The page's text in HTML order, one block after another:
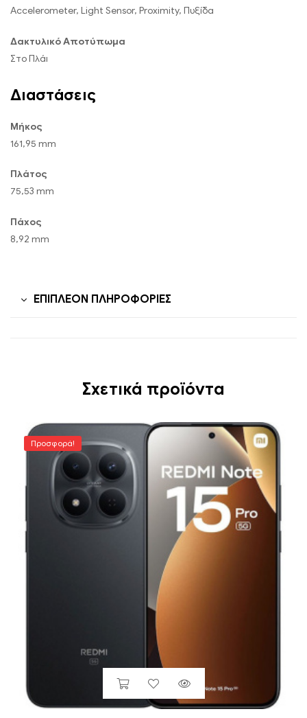
Accelerometer, Light Sensor, Proximity, Πυξίδα
Δακτυλικό Αποτύπωμα
Στο Πλάι
Διαστάσεις
Μήκος
161,95 mm
Πλάτος
75,53 mm
Πάχος
8,92 mm
ΕΠΙΠΛΈΟΝ ΠΛΗΡΟΦΟΡΊΕΣ
Σχετικά προϊόντα
Προσφορά!